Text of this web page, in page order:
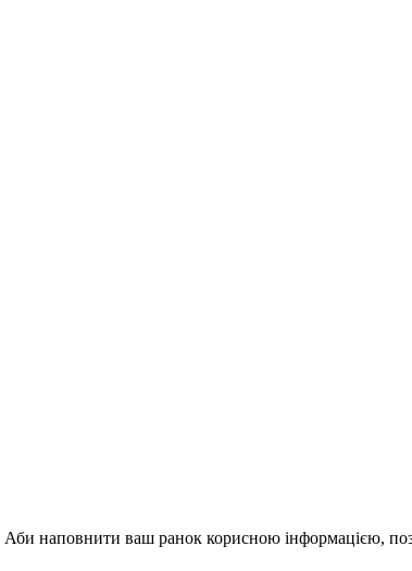
Аби наповнити ваш ранок корисною інформацією,